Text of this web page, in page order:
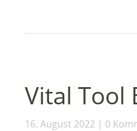
Vital Tool
16. August 2022 0